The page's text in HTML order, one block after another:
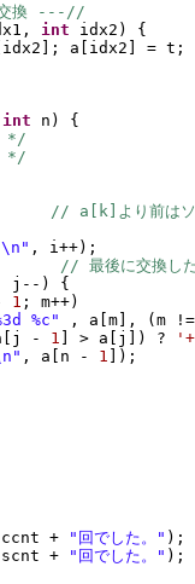
換 ---//
int idx2 ) {
idx2 ; a idx2
= t;
int n ) {
*/
*/
// a[k]より前はソ
\n" , i++) ;
// 最後に交換し
j-- ) {
1 ; m++)
%c" , a m , ( m
j - 1 > a j ]) ?
, a n - 1 ]) ;
ccnt + "回でした。" ) ;
scnt + "回でした。" ) ;